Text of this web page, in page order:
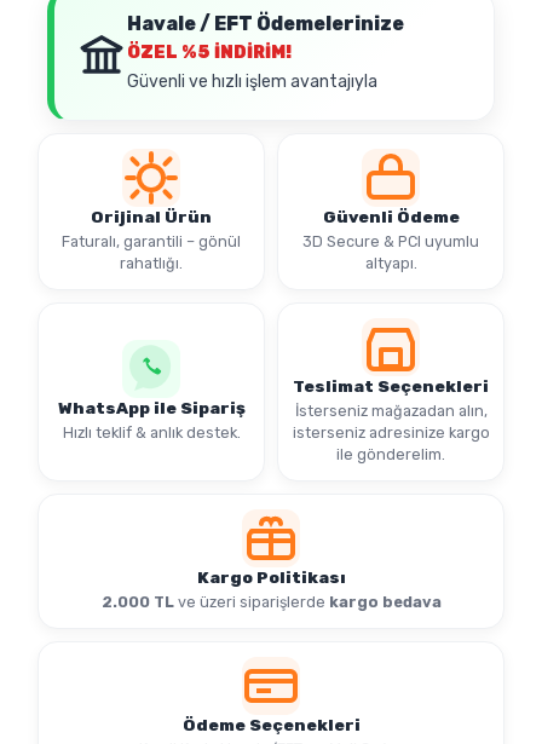
Havale / EFT Ödemelerinize
ÖZEL %5 İNDİRİM!
Güvenli ve hızlı işlem avantajıyla
Orijinal Ürün
Faturalı, garantili – gönül
rahatlığı.
Güvenli Ödeme
3D Secure & PCI uyumlu
altyapı.
WhatsApp ile Sipariş
Hızlı teklif & anlık destek.
Teslimat Seçenekleri
İsterseniz mağazadan alın,
isterseniz adresinize kargo
ile gönderelim.
Kargo Politikası
2.000 TLve üzeri siparişlerde kargo bedava
Ödeme Seçenekleri